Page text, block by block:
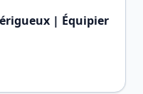
| Équipier